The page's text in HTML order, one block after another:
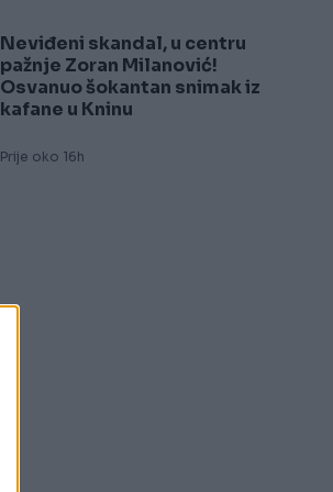
Neviđeni skandal, u centru
pažnje Zoran Milanović!
Osvanuo šokantan snimak iz
kafane u Kninu
Prije oko 16h